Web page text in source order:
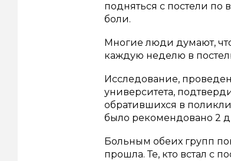
подняться с постели по
боли.
Многие люди думают,
каждую неделю в
Исследование,
университета,
обратившихся в
было рекомендовано 2
Больным обеих групп
прошла. Те, кто встал с